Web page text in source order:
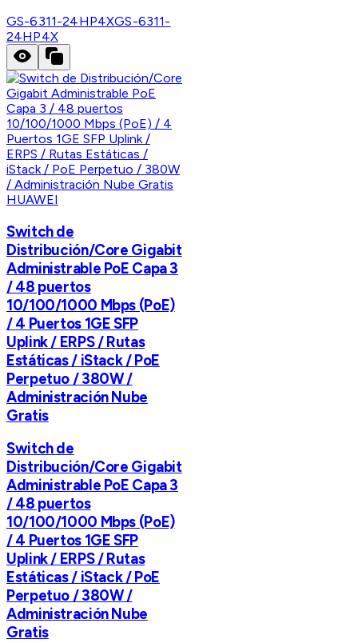
GS-6311-24HP4XGS-6311-
24HP4X
HUAWEI
Switch de
Distribución/Core Gigabit
Administrable PoE Capa 3
/ 48 puertos
10/100/1000 Mbps (PoE)
/ 4 Puertos 1GE SFP
Uplink / ERPS / Rutas
Estáticas / iStack / PoE
Perpetuo / 380W /
Administración Nube
Gratis
Switch de
Distribución/Core Gigabit
Administrable PoE Capa 3
/ 48 puertos
10/100/1000 Mbps (PoE)
/ 4 Puertos 1GE SFP
Uplink / ERPS / Rutas
Estáticas / iStack / PoE
Perpetuo / 380W /
Administración Nube
Gratis